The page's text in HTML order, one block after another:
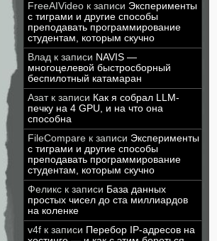
FreeAIVideo к записи Эксперименты
с тиграми и другие способы
преподавать программирование
студентам, которым скучно
Влад к записи NAVIS —
многоцелевой быстросборный
беспилотный катамаран
Азатк записи Как я собрал LLM-
печку на 4 GPU, и на что она
способна
FileCompare к записи Эксперименты
с тиграми и другие способы
преподавать программирование
студентам, которым скучно
Феликс к записи База данных
простых чисел до ста миллиардов
на коленке
v4f к записи Перебор IP-адресов на